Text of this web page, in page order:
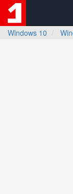
Windows 10